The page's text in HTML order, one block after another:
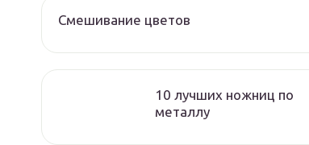
Смешивание цветов
10 лучших ножниц по
металлу